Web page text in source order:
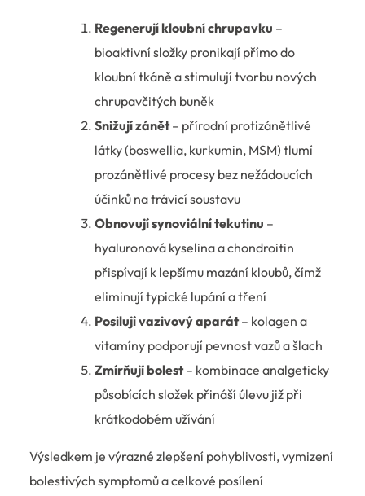
Regenerují kloubní chrupavku –
bioaktivní složky pronikají přímo do
kloubní tkáně a stimulují tvorbu nových
chrupavčitých buněk
Snižují zánět– přírodní protizánětlivé
látky (boswellia, kurkumin, MSM) tlumí
prozánětlivé procesy bez nežádoucích
účinků na trávicí soustavu
Obnovují synoviální tekutinu –
hyaluronová kyselina a chondroitin
přispívají k lepšímu mazání kloubů, čímž
eliminují typické lupání a tření
Posilují vazivový aparát– kolagen a
vitamíny podporují pevnost vazů a šlach
Zmírňují bolest– kombinace analgeticky
působících složek přináší úlevu již při
krátkodobém užívání
Výsledkem je výrazné zlepšení pohyblivosti, vymizení
bolestivých symptomů a celkové posílení